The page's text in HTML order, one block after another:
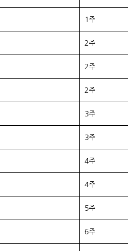
1주
2주
2주
2주
3주
3주
4주
4주
5주
6주